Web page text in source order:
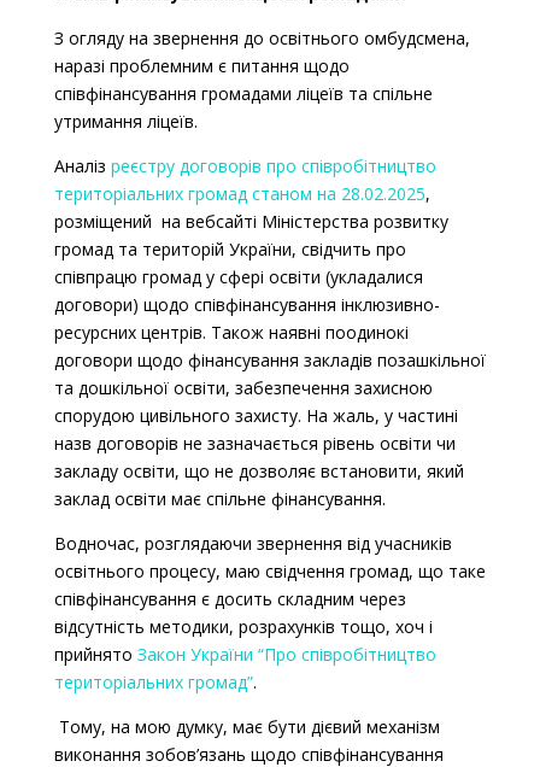
З огляду на звернення до освітнього омбудсмена,
наразі проблемним є питання щодо
співфінансування громадами ліцеїв та спільне
утримання ліцеїв.
Аналіз реєстру договорів про співробітництво
територіальних громад станом на 28.02.2025,
розміщений на вебсайті Міністерства розвитку
громад та територій України, свідчить про
співпрацю громад у сфері освіти (укладалися
договори) щодо співфінансування інклюзивно-
ресурсних центрів. Також наявні поодинокі
договори щодо фінансування закладів позашкільної
та дошкільної освіти, забезпечення захисною
спорудою цивільного захисту. На жаль, у частині
назв договорів не зазначається рівень освіти чи
закладу освіти, що не дозволяє встановити, який
заклад освіти має спільне фінансування.
Водночас, розглядаючи звернення від учасників
освітнього процесу, маю свідчення громад, що таке
співфінансування є досить складним через
відсутність методики, розрахунків тощо, хоч і
прийнято Закон України “Про співробітництво
територіальних громад”.
Тому, на мою думку, має бути дієвий механізм
виконання зобов’язань щодо співфінансування